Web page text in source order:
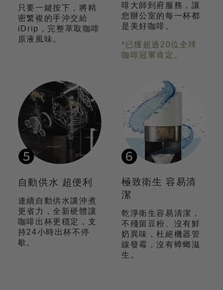
只要一鍵按下，將精
密繁複的手沖交給
iDrip，完整萃取咖啡
原液風味。
啡大師到府服務，讓
您辦公室的每一杯都
是美好咖啡。
*已獲超過20位全球
咖啡冠軍肯定。
自動供水 超便利
連續自動供水讓沖煮
更省力，全新硬體讓
咖啡出杯更穩定，支
持24小時出杯不停
歇。
極致衛生 容易清
潔
乾淨衛生容易清潔，
不殘留豆粉、沒有鮮
奶異味，杜絕機器管
線發霉，沒有蟑螂滋
生。